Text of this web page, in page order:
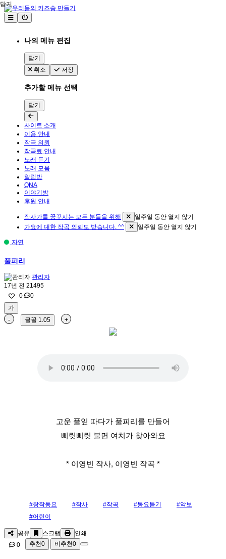
나의 메뉴 편집
닫기
취소
저장
추가할 메뉴 선택
닫기
사이트 소개
이용 안내
작곡 의뢰
작곡료 안내
노래 듣기
노래 모음
알림방
QNA
이야기방
후원 안내
작사가를 꿈꾸시는 모든 분들을 위해
일주일 동안 열지 않기
가요에 대한 작곡 의뢰도 받습니다. ^^
일주일 동안 열지 않기
자연
풀피리
관리자
17년 전 21495
0
0
가
-
글꼴 1.05 +
고운 풀잎 따다가 풀피리를 만들어
삐릿삐릿 불면 여치가 찾아와요
* 이영빈 작사, 이영빈 작곡 *
#창작동요 #작사 #작곡 #동요듣기
#악보
#어린이
공유 스크랩
인쇄
0
추천0 비추천0
닫기